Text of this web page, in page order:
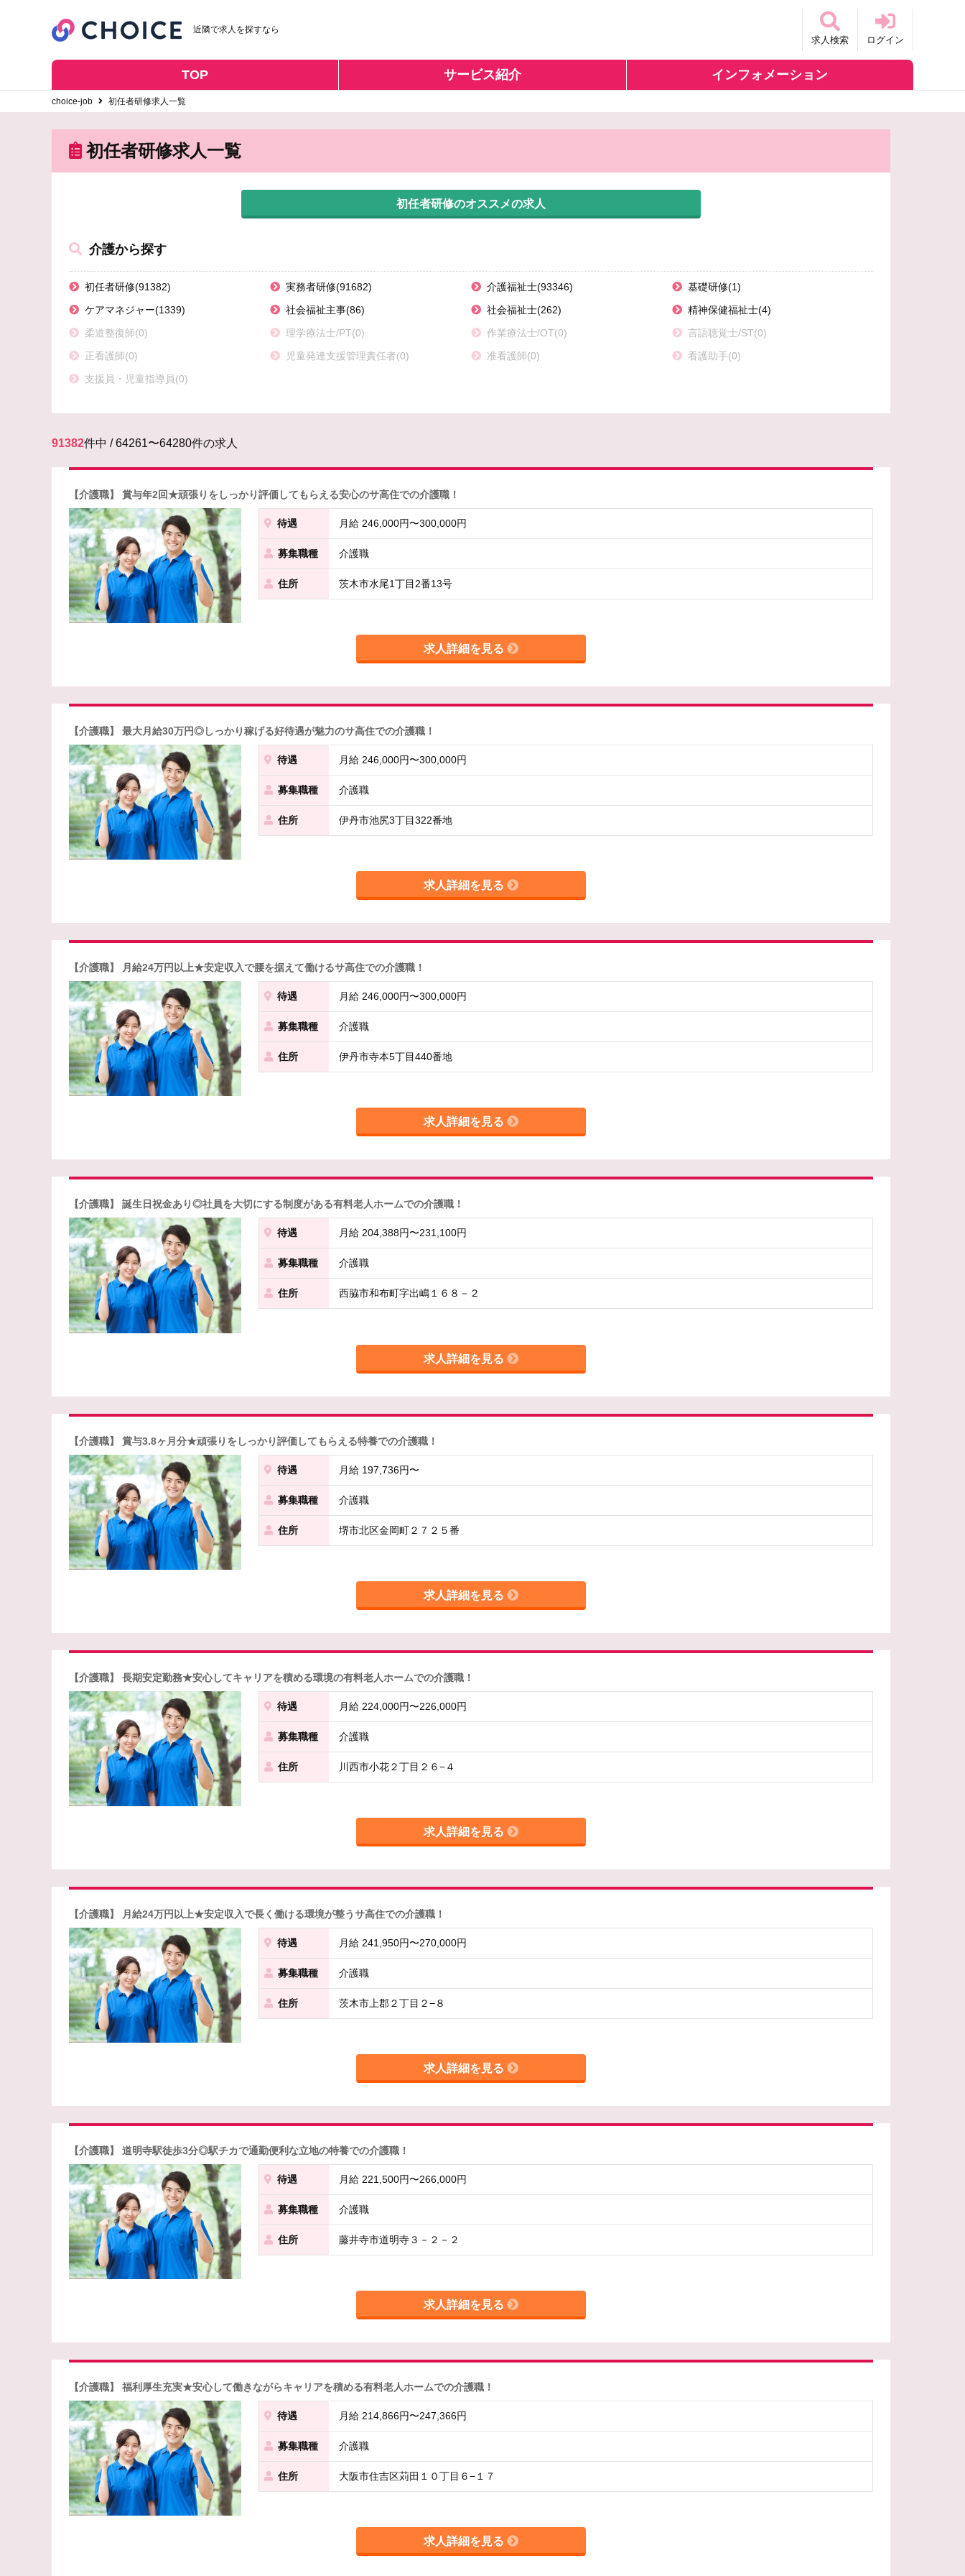
近隣で求人を探すなら
求人検索 ログイン
TOP サービス紹介 インフォメーション
choice-job 初任者研修求人一覧
初任者研修求人一覧
初任者研修のオススメの求人
介護から探す
初任者研修(91382) 実務者研修(91682) 介護福祉士(93346)
基礎研修(1)
ケアマネジャー(1339)
社会福祉主事(86) 社会福祉士(262)
精神保健福祉士(4)
柔道整復師(0)
理学療法士/PT(0) 作業療法士/OT(0)
言語聴覚士/ST(0)
正看護師(0)
児童発達支援管理責任者(0) 准看護師(0)
看護助手(0)
支援員・児童指導員(0)
91382件中 / 64261〜64280件の求人
【介護職】 賞与年2回★頑張りをしっかり評価してもらえる安心のサ高住での介護職！
待遇 月給 246,000円〜300,000円
募集職種 介護職
住所 茨木市水尾1丁目2番13号
求人詳細を見る
【介護職】 最大月給30万円◎しっかり稼げる好待遇が魅力のサ高住での介護職！
待遇 月給 246,000円〜300,000円
募集職種 介護職
住所 伊丹市池尻3丁目322番地
求人詳細を見る
【介護職】 月給24万円以上★安定収入で腰を据えて働けるサ高住での介護職！
待遇 月給 246,000円〜300,000円
募集職種 介護職
住所 伊丹市寺本5丁目440番地
求人詳細を見る
【介護職】 誕生日祝金あり◎社員を大切にする制度がある有料老人ホームでの介護職！
待遇 月給 204,388円〜231,100円
募集職種 介護職
住所 西脇市和布町字出嶋１６８－２
求人詳細を見る
【介護職】 賞与3.8ヶ月分★頑張りをしっかり評価してもらえる特養での介護職！
待遇 月給 197,736円〜
募集職種 介護職
住所 堺市北区金岡町２７２５番
求人詳細を見る
【介護職】 長期安定勤務★安心してキャリアを積める環境の有料老人ホームでの介護職！
待遇 月給 224,000円〜226,000円
募集職種 介護職
住所 川西市小花２丁目２６−４
求人詳細を見る
【介護職】 月給24万円以上★安定収入で長く働ける環境が整うサ高住での介護職！
待遇 月給 241,950円〜270,000円
募集職種 介護職
住所 茨木市上郡２丁目２−８
求人詳細を見る
【介護職】 道明寺駅徒歩3分◎駅チカで通勤便利な立地の特養での介護職！
待遇 月給 221,500円〜266,000円
募集職種 介護職
住所 藤井寺市道明寺３－２－２
求人詳細を見る
【介護職】 福利厚生充実★安心して働きながらキャリアを積める有料老人ホームでの介護職！
待遇 月給 214,866円〜247,366円
募集職種 介護職
住所 大阪市住吉区苅田１０丁目６−１７
求人詳細を見る